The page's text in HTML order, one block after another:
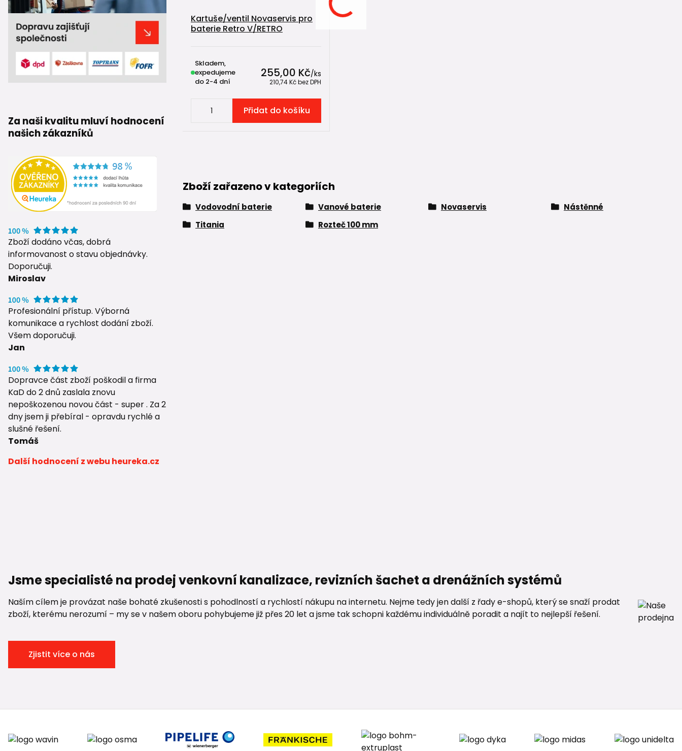
Za naši kvalitu mluví hodnocení
našich zákazníků
Zboží dodáno včas, dobrá
informovanost o stavu objednávky.
Doporučuji.
Miroslav
Profesionální přístup. Výborná
komunikace a rychlost dodání zboží.
Všem doporučuji.
Jan
Dopravce část zboží poškodil a firma
KaD do 2 dnů zaslala znovu
nepoškozenou novou část - super . Za 2
dny jsem ji přebíral - opravdu rychlé a
slušné řešení.
Tomáš
Další hodnocení z webu heureka.cz
Kartuše/ventil Novaservis pro
baterie Retro V/RETRO
255,00 Kč/ks
210,74 Kčbez DPH
Skladem,
expedujeme
do 2-4 dní
Přidat do košíku
Zboží zařazeno v kategoriích
Vodovodní baterie Vanové baterie Novaservis
Nástěnné
Titania
Rozteč 100 mm
Jsme specialisté na prodej venkovní kanalizace, revizních šachet a drenážních systémů
Naším cílem je provázat naše bohaté zkušenosti s pohodlností a rychlostí nákupu na internetu. Nejme tedy jen další z řady e-shopů, který se snaží prodat
zboží, kterému nerozumí – my se v našem oboru pohybujeme již přes 20 let a jsme tak schopni každému individuálně poradit a najít to nejlepší řešení.
Zjistit více o nás